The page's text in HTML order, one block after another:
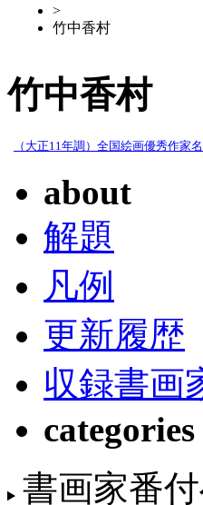
>
竹中香村
竹中香村
（大正11年調）全国絵画優秀作家
about
解題
凡例
更新履歴
収録書画
categories
書画家番